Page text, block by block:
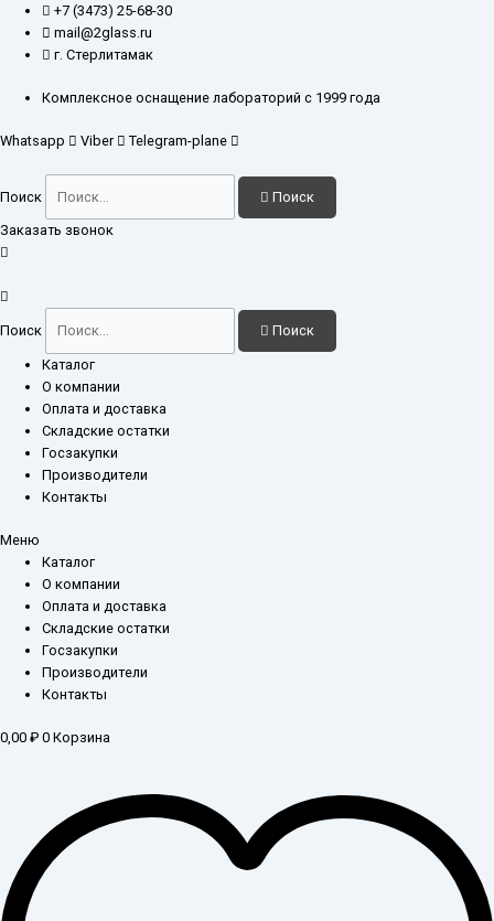
Перейти
содержимому
+7 (3473) 25-68-30
mail@2glass.ru
г. Стерлитамак
Комплексное оснащение лабораторий с 1999 года
Whatsapp Viber Telegram-plane
Поиск Поиск
Заказать звонок
Поиск Поиск
Каталог
О компании
Оплата и доставка
Складские остатки
Госзакупки
Производители
Контакты
Меню
Каталог
О компании
Оплата и доставка
Складские остатки
Госзакупки
Производители
Контакты
0,00 ₽ 0 Корзина
Количество
товара
Колба
100-